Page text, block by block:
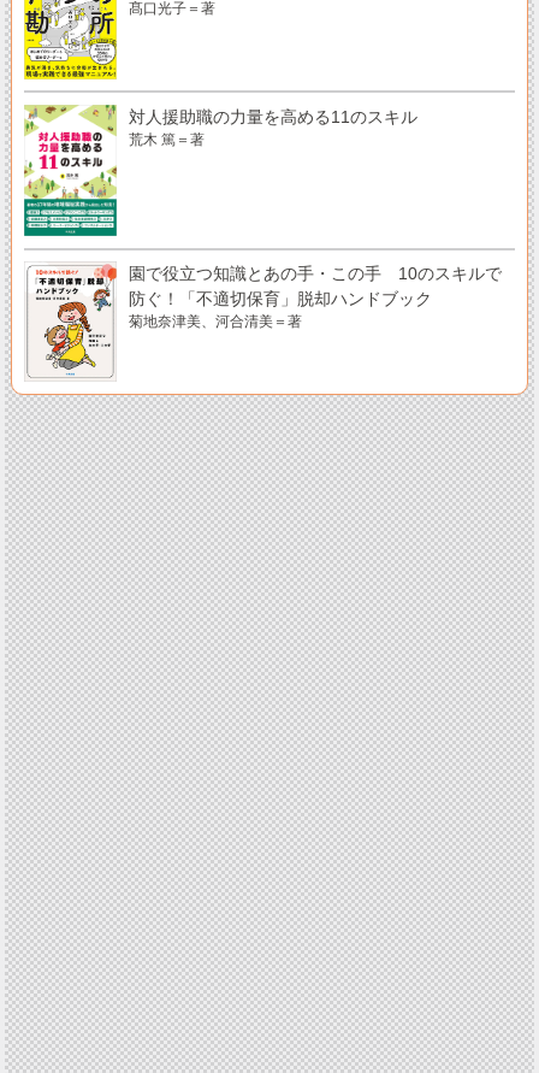
髙口光子＝著
対人援助職の力量を高める11のスキル
荒木 篤＝著
園で役立つ知識とあの手・この手 10のスキルで
防ぐ！「不適切保育」脱却ハンドブック
菊地奈津美、河合清美＝著